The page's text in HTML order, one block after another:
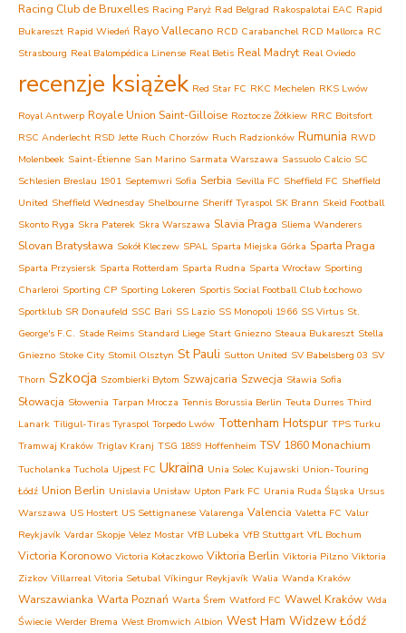
Racing Club de Bruxelles Racing Paryż Rad Belgrad Rakospalotai EAC Rapid
Bukareszt Rapid Wiedeń Rayo Vallecano RCD Carabanchel RCD Mallorca RC
Strasbourg Real Balompédica Linense Real Betis Real Madryt Real Oviedo
recenzje książek Red Star FC RKC Mechelen RKS Lwów
Royal Antwerp Royale Union Saint-Gilloise Roztocze Żółkiew RRC Boitsfort
RSC Anderlecht RSD Jette Ruch Chorzów Ruch Radzionków Rumunia RWD
Molenbeek Saint-Étienne San Marino Sarmata Warszawa Sassuolo Calcio SC
Schlesien Breslau 1901 Septemwri Sofia Serbia Sevilla FC Sheffield FC Sheffield
United Sheffield Wednesday Shelbourne Sheriff Tyraspol SK Brann Skeid Football
Skonto Ryga Skra Paterek Skra Warszawa Slavia Praga Sliema Wanderers
Slovan Bratysława Sokół Kleczew SPAL Sparta Miejska Górka Sparta Praga
Sparta Przysiersk Sparta Rotterdam Sparta Rudna Sparta Wrocław Sporting
Charleroi Sporting CP Sporting Lokeren Sportis Social Football Club Łochowo
Sportklub SR Donaufeld SSC Bari SS Lazio SS Monopoli 1966 SS Virtus St.
George's F.C. Stade Reims Standard Liege Start Gniezno Steaua Bukareszt Stella
Gniezno Stoke City Stomil Olsztyn St Pauli Sutton United SV Babelsberg 03 SV
Thorn Szkocja Szombierki Bytom Szwajcaria Szwecja Sławia Sofia
Słowacja Słowenia Tarpan Mrocza Tennis Borussia Berlin Teuta Durres Third
Lanark Tiligul-Tiras Tyraspol Torpedo Lwów Tottenham Hotspur TPS Turku
Tramwaj Kraków Triglav Kranj TSG 1899 Hoffenheim TSV 1860 Monachium
Tucholanka Tuchola Ujpest FC Ukraina Unia Solec Kujawski Union-Touring
Łódź Union Berlin Unislavia Unisław Upton Park FC Urania Ruda Śląska Ursus
Warszawa US Hostert US Settignanese Valarenga Valencia Valetta FC Valur
Reykjavík Vardar Skopje Velez Mostar VfB Lubeka VfB Stuttgart VfL Bochum
Victoria Koronowo Victoria Kołaczkowo Viktoria Berlin Viktoria Pilzno Viktoria
Zizkov Villarreal Vitoria Setubal Víkingur Reykjavík Walia Wanda Kraków
Warszawianka Warta Poznań Warta Śrem Watford FC Wawel Kraków Wda
Świecie Werder Brema West Bromwich Albion West Ham Widzew Łódź